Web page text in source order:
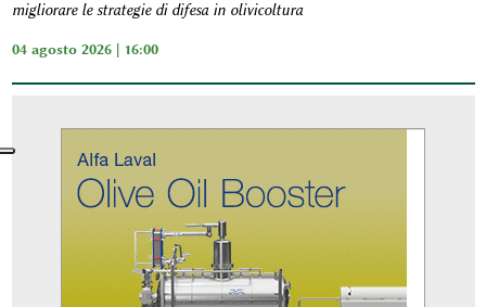
migliorare le strategie di difesa in olivicoltura
04 agosto 2026 | 16:00